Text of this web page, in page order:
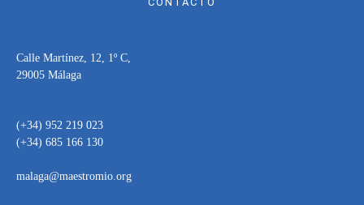
Calle Martínez, 12, 1º C,
29005 Málaga
(+34) 952 219 023
(+34) 685 166 130
malaga@maestromio.org